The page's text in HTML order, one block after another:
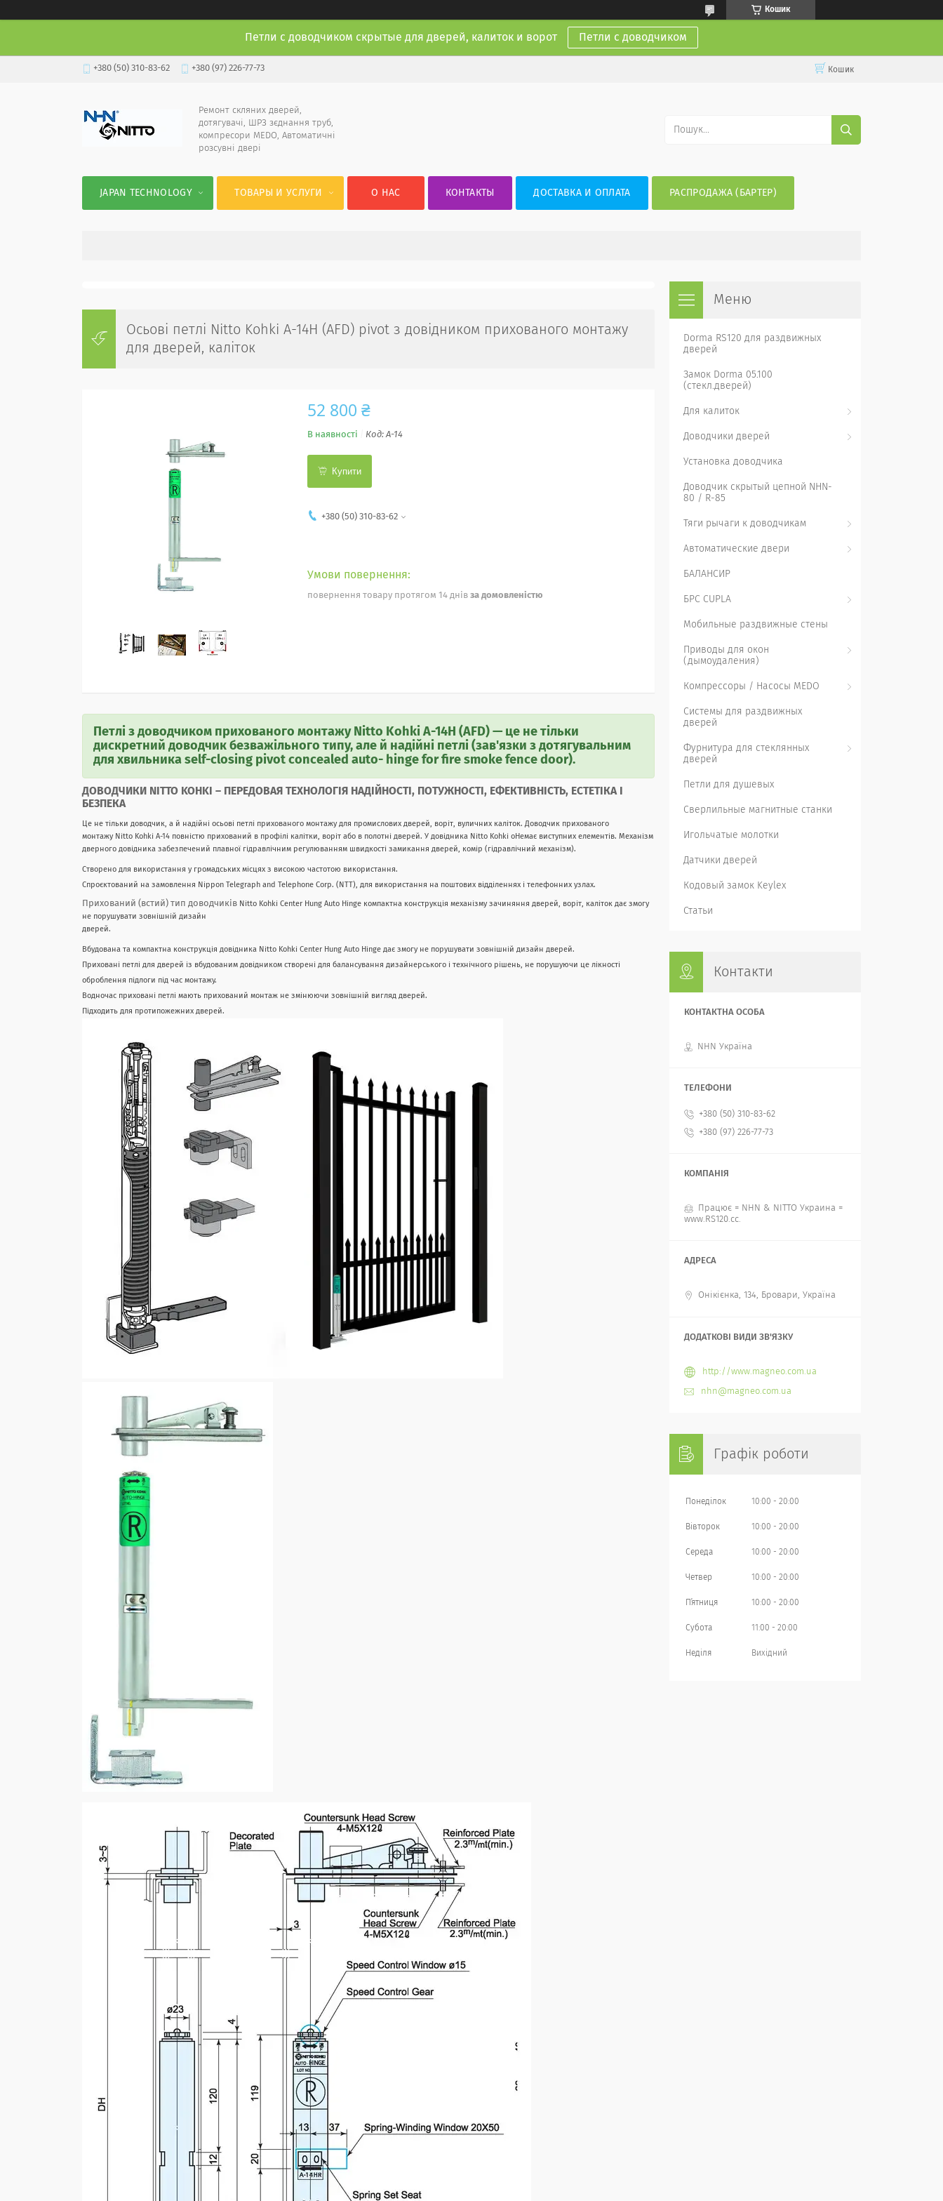
Кошик
Петли с доводчиком скрытые для дверей, калиток и ворот Петли с доводчиком
+380 (50) 310-83-62 +380 (97) 226-77-73 Кошик
Ремонт скляних дверей,
дотягувачі, ШРЗ зєднання труб,
компресори MEDO, Автоматичні
розсувні двері
JAPAN TECHNOLOGY ТОВАРЫ И УСЛУГИ О НАС КОНТАКТЫ ДОСТАВКА И ОПЛАТА РАСПРОДАЖА (БАРТЕР)
Осьові петлі Nitto Kohki A-14H (AFD) pivot з довідником прихованого монтажу
для дверей, каліток
52 800 ₴
В наявності Код:A-14
Купити
+380 (50) 310-83-62
повернення товару протягом 14 днів за домовленістю
Петлі з доводчиком прихованого монтажу Nitto Kohki A-14H (AFD) — це не тільки
дискретний доводчик безважільного типу, але й надійні петлі (зав'язки з дотягувальним
для хвильника self-closing pivot concealed auto- hinge for fire smoke fence door).
ДОВОДЧИКИ NITTO KOHKI ― ПЕРЕДОВАЯ ТЕХНОЛОГІЯ НАДІЙНОСТІ, ПОТУЖНОСТІ, ЕФЕКТИВНІСТЬ, ЕСТЕТІКА І
БЕЗПЕКА
Це не тільки доводчик, а й надійні осьові петлі прихованого монтажу для промислових дверей, воріт, вуличних каліток. Доводчик прихованого
монтажу Nitto Kohki А-14 повністю прихований в профілі калітки, воріт або в полотні дверей. У довідника Nitto Kohki оНемає виступних елементів. Механізм
дверного довідника забезпечений плавної гідравлічним регулюванням швидкості замикання дверей, комір (гідравлічний механізм).
Створено для використання у громадських місцях з високою частотою використання.
Спроєктований на замовлення Nippon Telegraph and Telephone Corp. (NTT), для використання на поштових відділеннях і телефонних узлах.
Прихований (встий) тип доводчиків Nitto Kohki Center Hung Auto Hinge компактна конструкція механізму зачиняння дверей, воріт, каліток дає змогу
не порушувати зовнішній дизайн
дверей.
Вбудована та компактна конструкція довідника Nitto Kohki Center Hung Auto Hinge дає змогу не порушувати зовнішній дизайн дверей.
Приховані петлі для дверей із вбудованим довідником створені для балансування дизайнерського і технічного рішень, не порушуючи це лікності
оброблення підлоги під час монтажу.
Водночас приховані петлі мають прихований монтаж не змінюючи зовнішній вигляд дверей.
Підходить для протипожежних дверей.
Dorma RS120 для раздвижных
дверей
Замок Dorma 05.100
(стекл.дверей)
Для калиток
Доводчики дверей
Установка доводчика
Доводчик скрытый цепной NHN-
80 / R-85
Тяги рычаги к доводчикам
Автоматические двери
БАЛАНСИР
БРС CUPLA
Мобильные раздвижные стены
Приводы для окон
(дымоудаления)
Компрессоры / Насосы MEDO
Системы для раздвижных
дверей
Фурнитура для стеклянных
дверей
Петли для душевых
Сверлильные магнитные станки
Игольчатые молотки
Датчики дверей
Кодовый замок Keylex
Статьи
Контакти
NHN Україна
+380 (50) 310-83-62
+380 (97) 226-77-73
Працює = NHN & NITTO Украина =
www.RS120.cc.
Онікієнка, 134, Бровари, Україна
http://www.magneo.com.ua
nhn@magneo.com.ua
Графік роботи
Понеділок 10:00 20:00
Вівторок 10:00 20:00
Середа 10:00 20:00
Четвер 10:00 20:00
Пʼятниця 10:00 20:00
Субота 11:00 20:00
Неділя Вихідний